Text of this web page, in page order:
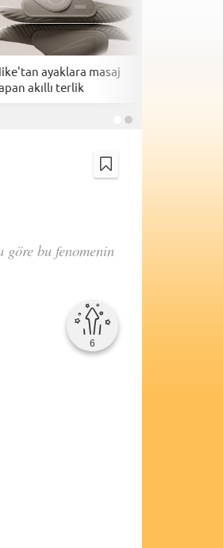
ayaklara masaj
akıllı terlik
göre bu fenomenin
6